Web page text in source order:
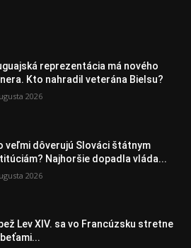
reprezentácia má nového
Kto nahradil veterána Bielsu?
2026
veľmi dôverujú Slováci štátnym
Najhoršie dopadla vláda...
2026
Lev XIV. sa vo Francúzsku stretne